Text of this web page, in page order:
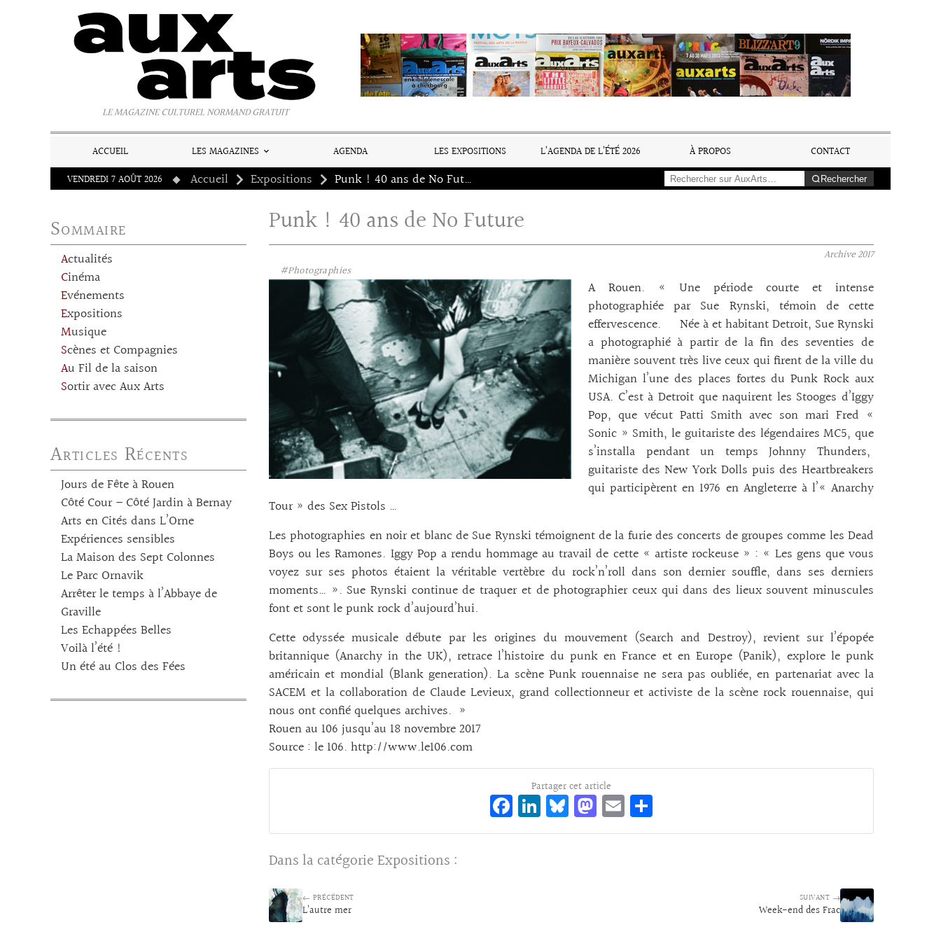
LE MAGAZINE CULTUREL NORMAND GRATUIT
ACCUEIL LES MAGAZINES AGENDA LES EXPOSITIONS L’AGENDA DE L’ÉTÉ 2026 À PROPOS
CONTACT
VENDREDI 7 AOÛT 2026
Accueil Expositions Punk ! 40 ans de No Future Rechercher
Sommaire
Actualités
Cinéma
Evénements
Expositions
Musique
Scènes et Compagnies
Au Fil de la saison
Sortir avec Aux Arts
Articles Récents
Jours de Fête à Rouen
Côté Cour – Côté Jardin à Bernay
Arts en Cités dans L’Orne
Expériences sensibles
La Maison des Sept Colonnes
Le Parc Ornavik
Arrêter le temps à l’Abbaye de
Graville
Les Echappées Belles
Voilà l’été !
Un été au Clos des Fées
Punk ! 40 ans de No Future
Archive2017
#Photographies
A Rouen. « Une période courte et intense
photographiée par Sue Rynski, témoin de cette
effervescence. Née à et habitant Detroit, Sue Rynski
a photographié à partir de la fin des seventies de
manière souvent très live ceux qui firent de la ville du
Michigan l’une des places fortes du Punk Rock aux
USA. C’est à Detroit que naquirent les Stooges d’Iggy
Pop, que vécut Patti Smith avec son mari Fred «
Sonic » Smith, le guitariste des légendaires MC5, que
s’installa pendant un temps Johnny Thunders,
guitariste des New York Dolls puis des Heartbreakers
qui participèrent en 1976 en Angleterre à l’« Anarchy
Tour » des Sex Pistols …
Les photographies en noir et blanc de Sue Rynski témoignent de la furie des concerts de groupes comme les Dead
Boys ou les Ramones. Iggy Pop a rendu hommage au travail de cette « artiste rockeuse » : « Les gens que vous
voyez sur ses photos étaient la véritable vertèbre du rock’n’roll dans son dernier souffle, dans ses derniers
moments… ». Sue Rynski continue de traquer et de photographier ceux qui dans des lieux souvent minuscules
font et sont le punk rock d’aujourd’hui.
Cette odyssée musicale débute par les origines du mouvement (Search and Destroy), revient sur l’épopée
britannique (Anarchy in the UK), retrace l’histoire du punk en France et en Europe (Panik), explore le punk
américain et mondial (Blank generation). La scène Punk rouennaise ne sera pas oubliée, en partenariat avec la
SACEM et la collaboration de Claude Levieux, grand collectionneur et activiste de la scène rock rouennaise, qui
nous ont confié quelques archives. »
Rouen au 106 jusqu’au 18 novembre 2017
Source : le 106. http://www.le106.com
Partager cet article
Fa
ce
Li
n
Bl
ue
M
as
E
m rt
Dans la catégorieExpositions :
← PRÉCÉDENT
L’autre mer
SUIVANT →
Week-end des Frac
Panneau de gestion des cookies